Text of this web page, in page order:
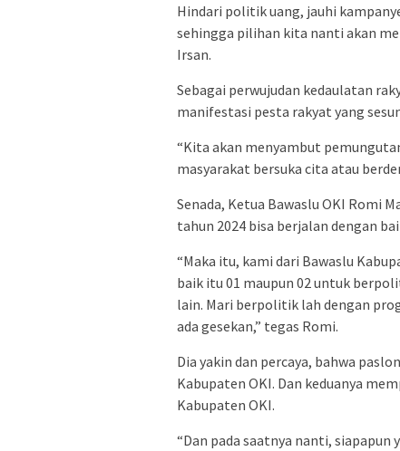
Hindari politik uang, jauhi
sehingga pilihan kita nanti akan
Irsan.
Sebagai perwujudan kedaulatan
manifestasi pesta rakyat yang
“Kita akan menyambut
masyarakat bersuka cita atau
Senada, Ketua Bawaslu OKI Romi
tahun 2024 bisa berjalan dengan
“Maka itu, kami dari Bawaslu
baik itu 01 maupun 02 untuk
lain. Mari berpolitik lah dengan
ada gesekan,” tegas Romi.
Dia yakin dan percaya, bahwa
Kabupaten OKI. Dan keduanya
Kabupaten OKI.
“Dan pada saatnya nanti, siapapun